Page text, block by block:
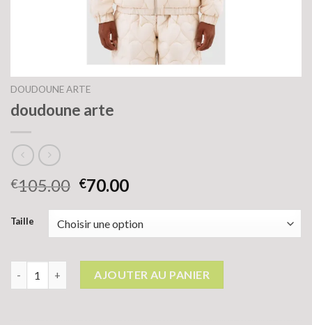
DOUDOUNE ARTE
doudoune arte
€105.00 €70.00
Taille
quantité de doudoune arteAJOUTER AU PANIER